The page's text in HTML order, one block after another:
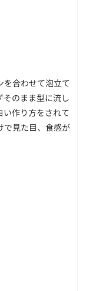
を合わせて泡立て
そのまま型に流し
い作り方をされて
で見た目、食感が